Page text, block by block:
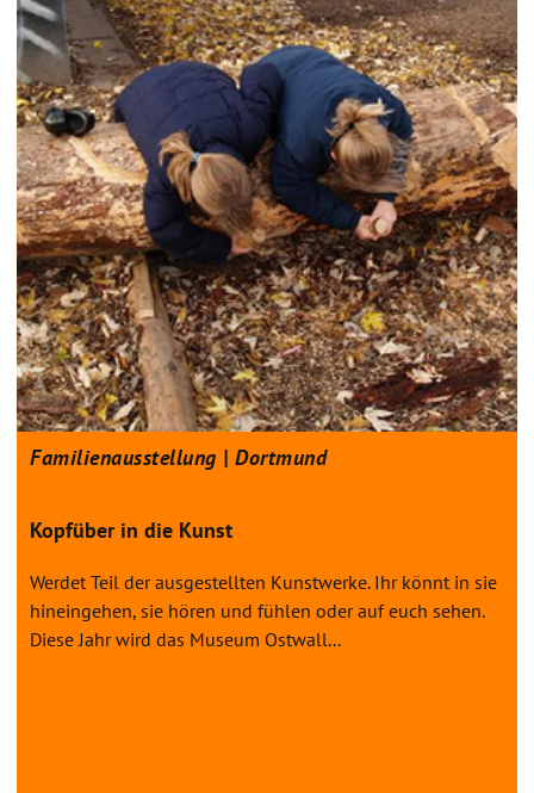
Familienausstellung | Dortmund
Kopfüber in die Kunst
Werdet Teil der ausgestellten Kunstwerke. Ihr könnt in sie
hineingehen, sie hören und fühlen oder auf euch sehen.
Diese Jahr wird das Museum Ostwall...